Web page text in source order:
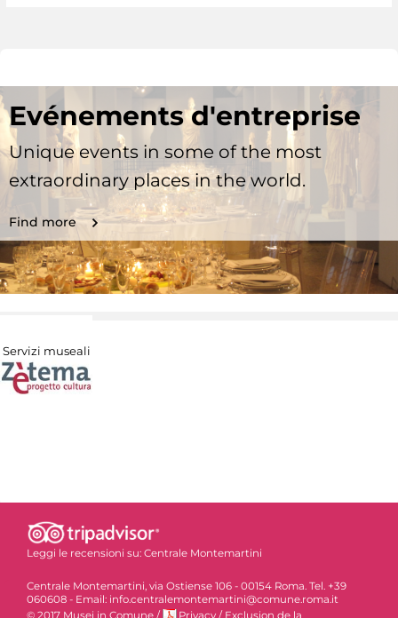
Evénements d'entreprise
Unique events in some of the most
extraordinary places in the world.
Find more
Servizi museali
Leggi le recensioni su: Centrale Montemartini
Centrale Montemartini, via Ostiense 106 - 00154 Roma. Tel. +39
060608 - Email: info.centralemontemartini@comune.roma.it
© 2017 Musei in Comune / Privacy / Exclusion de la